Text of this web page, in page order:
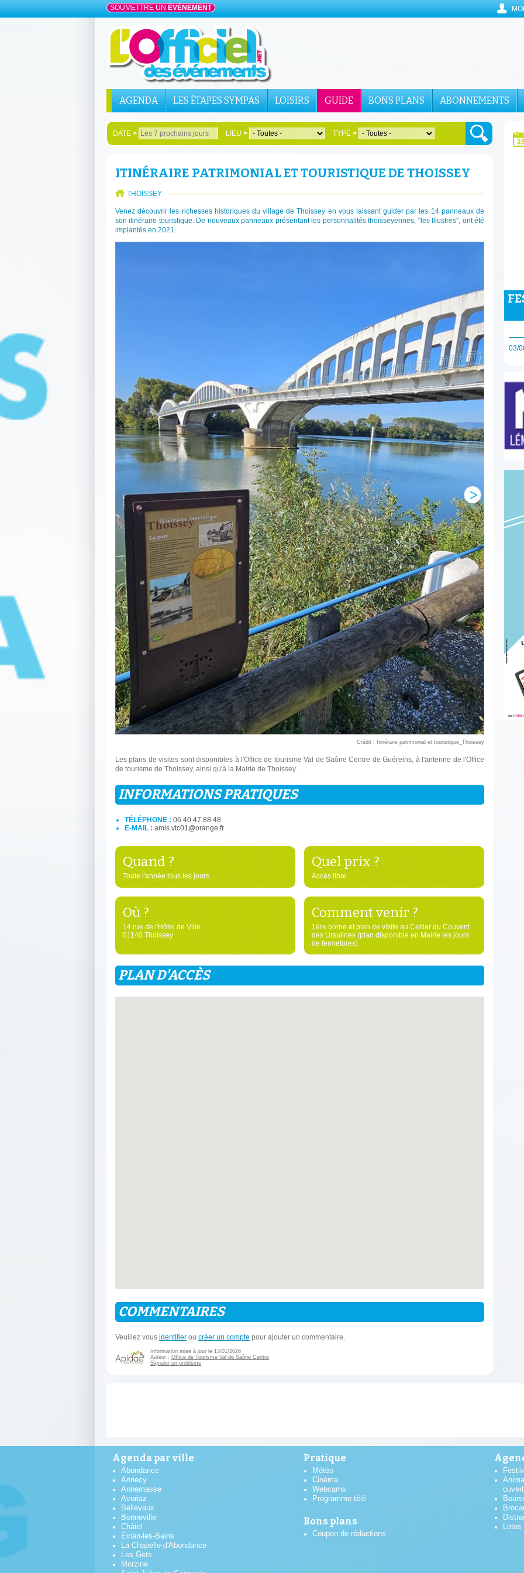
SOUMETTRE UN ÉVÉNEMENT
AGENDA LES ÉTAPES SYMPAS LOISIRS GUIDE BONS PLANS ABONNEMENTS
DATE> LIEU> TYPE>
ITINÉRAIRE PATRIMONIAL ET TOURISTIQUE DE THOISSEY
THOISSEY
Venez découvrir les richesses historiques du village de Thoissey en vous laissant guider par les 14 panneaux de
son itinéraire touristique. De nouveaux panneaux présentant les personnalités thoisseyennes, "les Illustres", ont été
implantés en 2021.
Crédit : Itinéraire patrimonial et touristique_Thoissey
Les plans de visites sont disponibles à l'Office de tourisme Val de Saône Centre de Guéreins, à l'antenne de l'Office
de tourisme de Thoissey, ainsi qu'à la Mairie de Thoissey.
INFORMATIONS PRATIQUES
TÉLÉPHONE : 06 40 47 88 48
E-MAIL : amis.vtc01@orange.fr
Quand ?
Toute l'année tous les jours.
Quel prix ?
Accès libre.
Où ?
14 rue de l'Hôtel de Ville
01140 Thoissey
Comment venir ?
1ère borne et plan de visite au Cellier du Couvent
des Ursulines (plan disponible en Mairie les jours
de fermetures)
PLAN D'ACCÈS
COMMENTAIRES
Veuillez vous identifier ou créer un compte pour ajouter un commentaire.
Information mise à jour le 13/01/2026
Auteur : Office de Tourisme Val de Saône Centre
Signaler un problème
03/
Agenda par ville
Abondance
Annecy
Annemasse
Avoriaz
Bellevaux
Bonneville
Châtel
Évian-les-Bains
La Chapelle-d'Abondance
Les Gets
Morzine
Pratique
Météo
Cinéma
Webcams
Programme télé
Bons plans
Coupon de réductions
Lotos